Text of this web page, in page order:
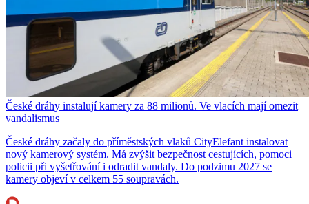
České dráhy instalují kamery za 88 milionů. Ve vlacích mají omezit
vandalismus
České dráhy začaly do příměstských vlaků CityElefant instalovat
nový kamerový systém. Má zvýšit bezpečnost cestujících, pomoci
policii při vyšetřování i odradit vandaly. Do podzimu 2027 se
kamery objeví v celkem 55 soupravách.